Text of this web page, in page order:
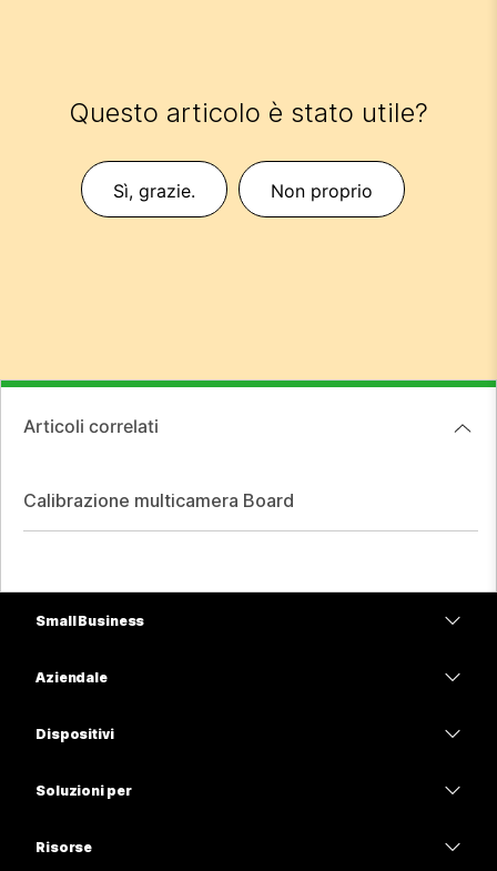
Questo articolo è stato utile?
Sì, grazie. Non proprio
Articoli correlati
Calibrazione multicamera Board
Small Business
Aziendale
Dispositivi
Soluzioni per
Risorse